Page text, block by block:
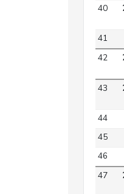
40
41
42
43
44
45
46
47